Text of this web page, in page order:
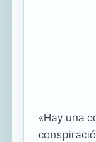
«Hay una